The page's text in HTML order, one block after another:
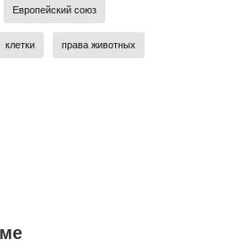
Европейский союз
клетки права животных